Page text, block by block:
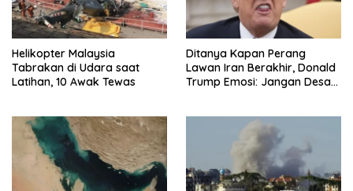
Helikopter Malaysia
Tabrakan di Udara saat
Latihan, 10 Awak Tewas
Ditanya Kapan Perang
Lawan Iran Berakhir, Donald
Trump Emosi: Jangan Desak